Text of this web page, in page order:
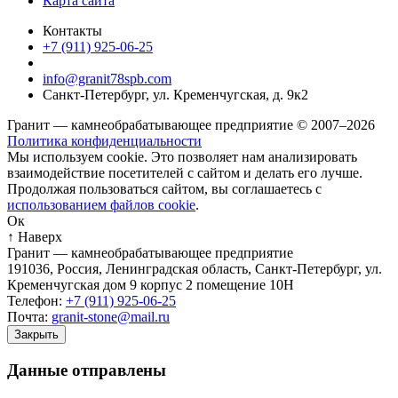
Контакты
+7 (911) 925-06-25
info@granit78spb.com
Санкт-Петербург, ул. Кременчугская, д. 9к2
Гранит — камнеобрабатывающее предприятие © 2007–2026
Политика конфиденциальности
Мы используем cookie. Это позволяет нам анализировать
взаимодействие посетителей с сайтом и делать его лучше.
Продолжая пользоваться сайтом, вы соглашаетесь с
использованием файлов cookie.
Ок
↑ Наверх
Гранит — камнеобрабатывающее предприятие
191036, Россия, Ленинградская область, Санкт-Петербург, ул.
Кременчугская дом 9 корпус 2 помещение 10Н
Телефон: +7 (911) 925-06-25
Почта: granit-stone@mail.ru
Закрыть
Данные отправлены